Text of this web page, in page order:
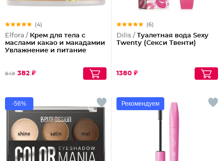
(4)
Elfora / Крем для тела с
маслами какао и макадамии
Увлажнение и питание
849 382 ₽
(6)
Dilis / Туалетная вода Sexy
Twenty (Секси Твенти)
1380 ₽
-56% Рекомендуем